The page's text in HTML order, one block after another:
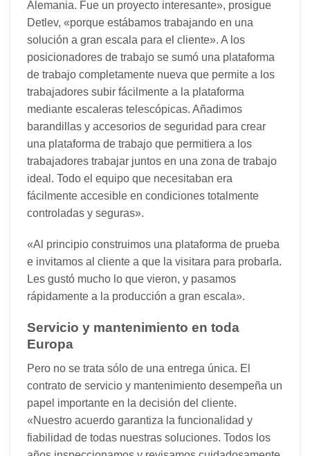
Alemania. Fue un proyecto interesante», prosigue
Detlev, «porque estábamos trabajando en una
solución a gran escala para el cliente». A los
posicionadores de trabajo se sumó una plataforma
de trabajo completamente nueva que permite a los
trabajadores subir fácilmente a la plataforma
mediante escaleras telescópicas. Añadimos
barandillas y accesorios de seguridad para crear
una plataforma de trabajo que permitiera a los
trabajadores trabajar juntos en una zona de trabajo
ideal. Todo el equipo que necesitaban era
fácilmente accesible en condiciones totalmente
controladas y seguras».
«Al principio construimos una plataforma de prueba
e invitamos al cliente a que la visitara para probarla.
Les gustó mucho lo que vieron, y pasamos
rápidamente a la producción a gran escala».
Servicio y mantenimiento en toda
Europa
Pero no se trata sólo de una entrega única. El
contrato de servicio y mantenimiento desempeña un
papel importante en la decisión del cliente.
«Nuestro acuerdo garantiza la funcionalidad y
fiabilidad de todas nuestras soluciones. Todos los